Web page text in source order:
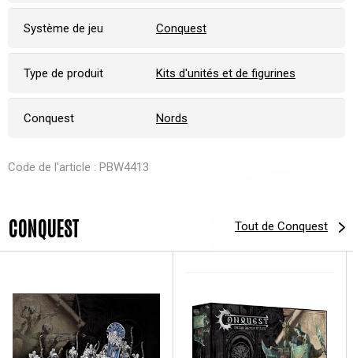
Système de jeu Conquest
Type de produit Kits d'unités et de figurines
Conquest Nords
Code de l'article : PBW4413
CONQUEST Tout de Conquest